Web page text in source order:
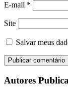
E-mail *
Site
Salvar meus
Autores